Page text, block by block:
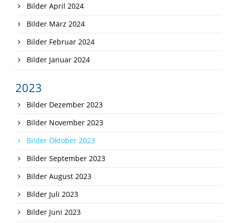
Bilder April 2024
Bilder März 2024
Bilder Februar 2024
Bilder Januar 2024
2023
Bilder Dezember 2023
Bilder November 2023
Bilder Oktober 2023
Bilder September 2023
Bilder August 2023
Bilder Juli 2023
Bilder Juni 2023